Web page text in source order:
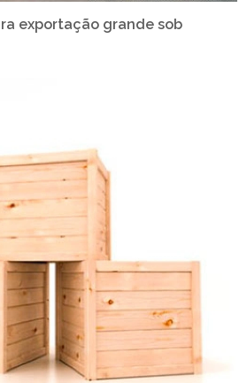
exportação grande sob